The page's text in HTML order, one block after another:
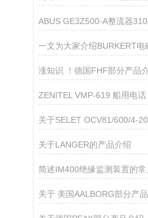
涨知识 ！德国FHF部分产品
ZENITEL VMP-619 船用电
关于LANGER的产品介绍
关于 美国AALBORG部分产